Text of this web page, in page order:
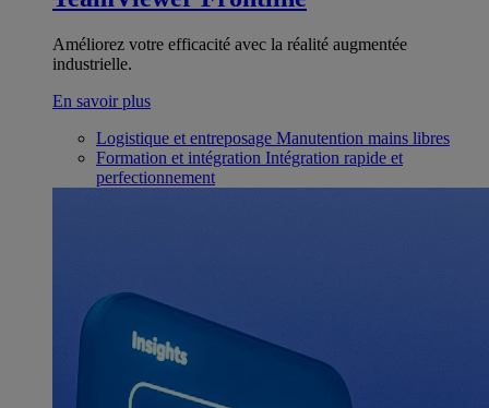
Améliorez votre efficacité avec la réalité augmentée
industrielle.
En savoir plus
Logistique et entreposage Manutention mains libres
Formation et intégration Intégration rapide et
perfectionnement